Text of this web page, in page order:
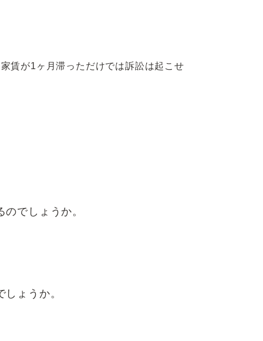
賃が1ヶ月滞っただけでは訴訟は起こせ
でしょうか。
ょうか。